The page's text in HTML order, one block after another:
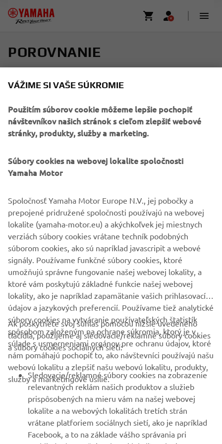
POROVNANIE
vodorovne
Pridať nové
FIREMNÉ STRÁNKY
B2B
VIAC YAMAHA
PODPORA
BULLETIN
Získajte medzi prvými informácie o najnovších ponukách,
špeciálnych akciách, nových verziách a mnoho ďalšieho
Otočiť na šírku
Pre optimálnu funkčnosť otočte telefón do režimu
na šírku
POTVRDIŤ
VÁŽIME SI VAŠE SÚKROMIE
Použitím súborov cookie môžeme lepšie pochopiť
návštevníkov našich stránok s cieľom zlepšiť webové
stránky, produkty, služby a marketing.
Súbory cookies na webovej lokalite spoločnosti
Yamaha Motor
Spoločnosť Yamaha Motor Europe N.V., jej pobočky a
prepojené pridružené spoločnosti používajú na webovej
lokalite (yamaha-motor.eu) a akýchkoľvek jej miestnych
verziách súbory cookies vrátane techník podobných
súborom cookies, ako sú napríklad javascripit a webové
signály. Používame funkčné súbory cookies, ktoré
umožňujú správne fungovanie našej webovej lokality, a
ktoré vám poskytujú základné funkcie našej webovej
lokality, ako je napríklad zapamätanie vašich prihlasovacích
údajov a jazykových preferencií. Používame tiež analytické
súbory cookies na vytváranie používateľských štatistík
spôsobom založeným na ochrane súkromia, ktorý je v
súlade s usmerneniami orgánov pre ochranu údajov, ktoré
nám pomáhajú pochopiť to, ako návštevníci používajú našu
webovú lokalitu a zlepšiť našu webovú lokalitu, produkty,
služby a marketingové úsilie.
Ak poskytnete svoj súhlas pomocou nižšie uvedeného
tlačidla, použijeme aj sledovacie/reklamné súbory cookies
a súbory cookies sociálnych sietí:
Sledovacie/reklamné súbory cookies na zobrazenie
relevantných reklám našich produktov a služieb
prispôsobených na mieru vám na našej webovej
lokalite a na webových lokalitách tretích strán
vrátane platforiem sociálnych sietí, ako je napríklad
Facebook, a to na základe vášho správania pri